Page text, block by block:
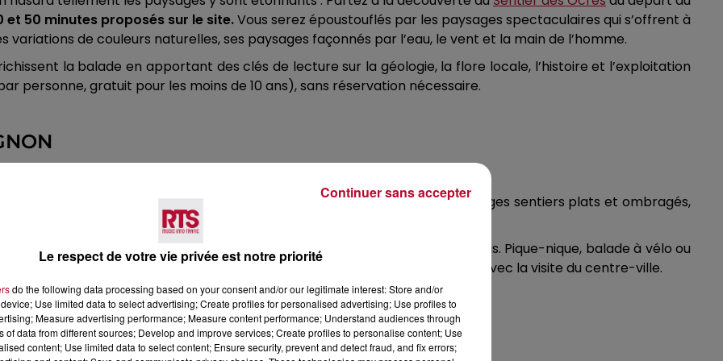
50 minutes proposés sur le site.Vous serez époustouflés par les paysages spectaculaires qui s’offrent à
de couleurs naturelles, ses paysages façonnés par l’eau, le vent et la main de l’homme.
la balade en apportant des clés de lecture sur la géologie, la flore locale, l’histoire et l’exploitation
personne, gratuit pour les moins de 10 ans), sans réservation nécessaire.
Papes. Accessible à pied directement, l’île de la Barthelasseoffre de larges sentiers plats et ombragés,
sur le Palais des Papes et le rocher des Doms, tout en restant au frais. Pique-nique, balade à vélo ou
bucolique et rafraîchissante qui peut se faire évidemment en complément avec la visite du centre-ville.
Le respect de votre vie privée est notre priorité
do the following data processing based on your consent and/or our legitimate interest: Store and/or
Use limited data to select advertising; Create profiles for personalised advertising; Use profiles to
Measure advertising performance; Measure content performance; Understand audiences through
of data from different sources; Develop and improve services; Create profiles to personalise content; Use
content; Use limited data to select content; Ensure security, prevent and detect fraud, and fix errors;
Continuer sans accepter